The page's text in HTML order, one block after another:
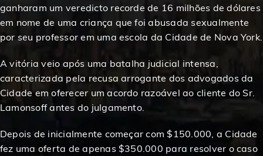
ganharam um veredicto recorde de 16 milhões de dólares
em nome de uma criança que foi abusada sexualmente
por seu professor em uma escola da Cidade de Nova York.
A vitória veio após uma batalha judicial intensa,
caracterizada pela recusa arrogante dos advogados da
Cidade em oferecer um acordo razoável ao cliente do Sr.
Lamonsoff antes do julgamento.
Depois de inicialmente começar com $150.000, a Cidade
fez uma oferta de apenas $350.000 para resolver o caso
$1,600,000
Concedido a uma vítima em um acidente de
$1,650,000 Concedido em um acidente de pedestre
$1,675,000 Premiado em um acidente de carro